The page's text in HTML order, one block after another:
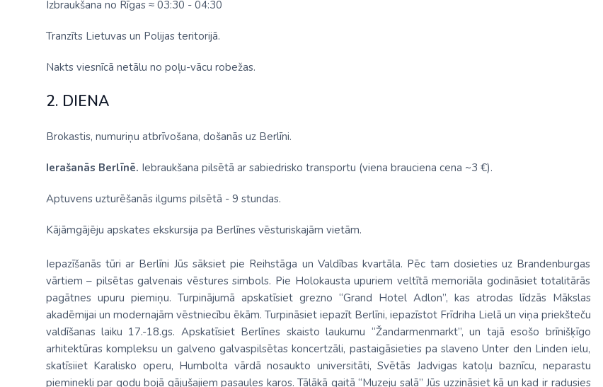
Vjetnama
Izbraukšana no Rīgas ≈ 03:30 - 04:30
Tranzīts Lietuvas un Polijas teritorijā.
Nakts viesnīcā netālu no poļu-vācu robežas.
2. DIENA
Brokastis, numuriņu atbrīvošana, došanās uz Berlīni.
Ierašanās Berlīnē. Iebraukšana pilsētā ar sabiedrisko transportu (viena brauciena cena ~3 €).
Aptuvens uzturēšanās ilgums pilsētā - 9 stundas.
Kājāmgājēju apskates ekskursija pa Berlīnes vēsturiskajām vietām.
Iepazīšanās tūri ar Berlīni Jūs sāksiet pie Reihstāga un Valdības kvartāla. Pēc tam dosieties uz Brandenburgas
vārtiem – pilsētas galvenais vēstures simbols. Pie Holokausta upuriem veltītā memoriāla godināsiet totalitārās
pagātnes upuru piemiņu. Turpinājumā apskatīsiet grezno “Grand Hotel Adlon”, kas atrodas līdzās Mākslas
akadēmijai un modernajām vēstniecību ēkām. Turpināsiet iepazīt Berlīni, iepazīstot Frīdriha Lielā un viņa priekšteču
valdīšanas laiku 17.-18.gs. Apskatīsiet Berlīnes skaisto laukumu “Žandarmenmarkt”, un tajā esošo brīnišķīgo
arhitektūras kompleksu un galveno galvaspilsētas koncertzāli, pastaigāsieties pa slaveno Unter den Linden ielu,
skatīsiiet Karalisko operu, Humbolta vārdā nosaukto universitāti, Svētās Jadvigas katoļu baznīcu, neparastu
pieminekli par godu bojā gājušajiem pasaules karos. Tālākā gaitā “Muzeju salā” Jūs uzzināsiet kā un kad ir radusies